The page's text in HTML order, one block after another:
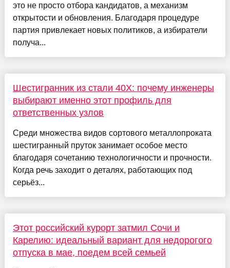
это не просто отбора кандидатов, а механизм
открытости и обновления. Благодаря процедуре
партия привлекает новых политиков, а избиратели
получа...
Шестигранник из стали 40Х: почему инженеры
выбирают именно этот профиль для
ответственных узлов
Среди множества видов сортового металлопроката
шестигранный пруток занимает особое место
благодаря сочетанию технологичности и прочности.
Когда речь заходит о деталях, работающих под
серьёз...
Этот российский курорт затмил Сочи и
Карелию: идеальный вариант для недорогого
отпуска в мае, поедем всей семьей